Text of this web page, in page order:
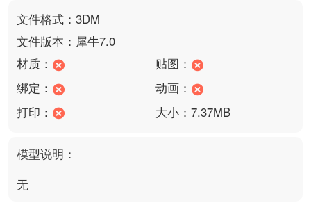
文件格式：3DM
文件版本：犀牛7.0
材质：
贴图：
绑定：
动画：
打印：
大小：7.37MB
模型说明：
无